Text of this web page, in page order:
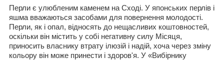
Перли є улюбленим каменем на Сході. У японських перлів і
яшма вважаються засобами для повернення молодості.
Перли, як і опал, відносять до нещасливих коштовностей,
оскільки він містить у собі негативну силу Місяця,
приносить власнику втрату ілюзій і надій, хоча через зміну
кольору він може принести і здоров'я. У «Вибірнику